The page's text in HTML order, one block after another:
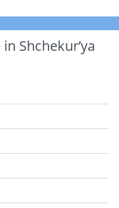
Shchekur’ya